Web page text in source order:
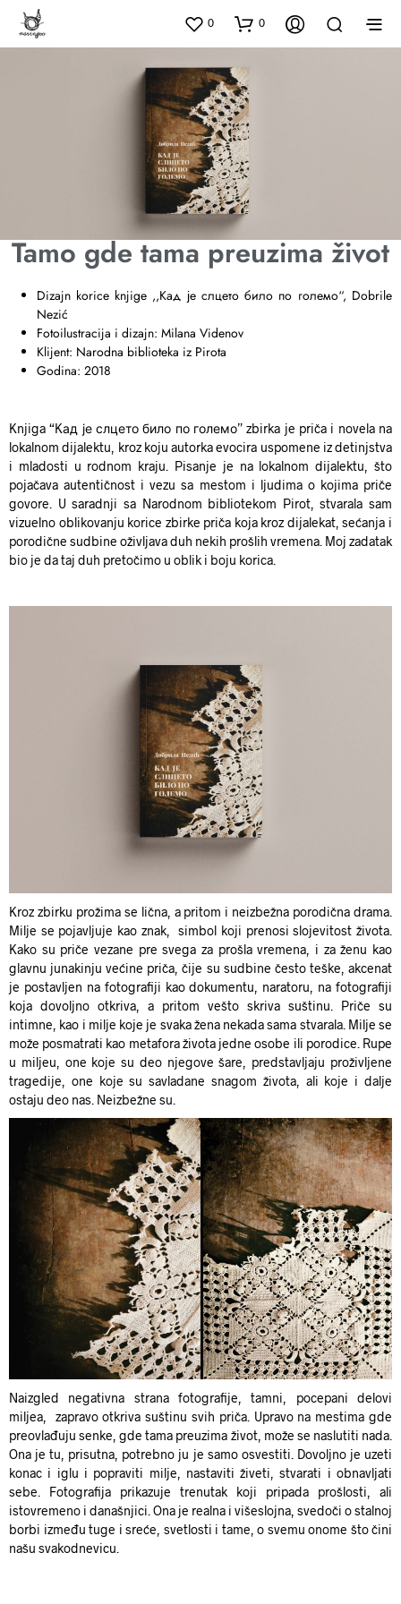
0 0
Tamo gde tama preuzima život
Dizajn korice knjige ,,Kад је слцето било по големо“, Dobrile
Nezić
Fotoilustracija i dizajn: Milana Videnov
Klijent: Narodna biblioteka iz Pirota
Godina: 2018
Knjiga “Kад је слцето било по големо” zbirka je priča i novela na
lokalnom dijalektu, kroz koju autorka evocira uspomene iz detinjstva
i mladosti u rodnom kraju. Pisanje je na lokalnom dijalektu, što
pojačava autentičnost i vezu sa mestom i ljudima o kojima priče
govore. U saradnji sa Narodnom bibliotekom Pirot, stvarala sam
vizuelno oblikovanju korice zbirke priča koja kroz dijalekat, sećanja i
porodične sudbine oživljava duh nekih prošlih vremena. Moj zadatak
bio je da taj duh pretočimo u oblik i boju korica.
Kroz zbirku prožima se lična, a pritom i neizbežna porodična drama.
Milje se pojavljuje kao znak, simbol koji prenosi slojevitost života.
Kako su priče vezane pre svega za prošla vremena, i za ženu kao
glavnu junakinju većine priča, čije su sudbine često teške, akcenat
je postavljen na fotografiji kao dokumentu, naratoru, na fotografiji
koja dovoljno otkriva, a pritom vešto skriva suštinu. Priče su
intimne, kao i milje koje je svaka žena nekada sama stvarala. Milje se
može posmatrati kao metafora života jedne osobe ili porodice. Rupe
u miljeu, one koje su deo njegove šare, predstavljaju proživljene
tragedije, one koje su savladane snagom života, ali koje i dalje
ostaju deo nas. Neizbežne su.
Naizgled negativna strana fotografije, tamni, pocepani delovi
miljea, zapravo otkriva suštinu svih priča. Upravo na mestima gde
preovlađuju senke, gde tama preuzima život, može se naslutiti nada.
Ona je tu, prisutna, potrebno ju je samo osvestiti. Dovoljno je uzeti
konac i iglu i popraviti milje, nastaviti živeti, stvarati i obnavljati
sebe. Fotografija prikazuje trenutak koji pripada prošlosti, ali
istovremeno i današnjici. Ona je realna i višeslojna, svedoči ostalnoj
borbi između tuge i sreće, svetlosti i tame, o svemu onome što čini
našu svakodnevicu.